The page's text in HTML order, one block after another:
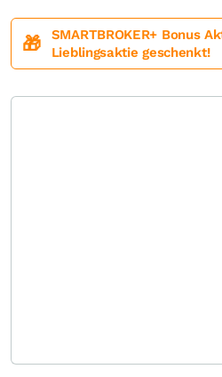
🎁
SMARTBROKER+ Bonus
Lieblingsaktie geschenkt!